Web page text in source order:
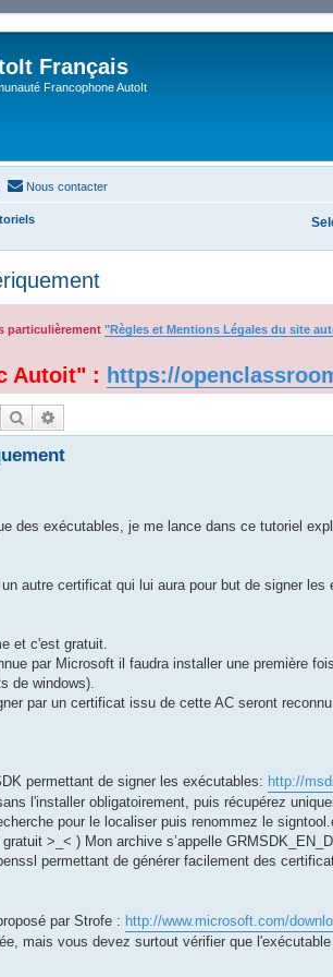
Français
Francophone AutoIt
Nous contacter
particulièrement "Règles et Mentions Légales du site
Autoit" : https://
Rechercher
des exécutables, je me lance dans ce tutoriel
autre certificat qui lui aura pour but de signer
et c'est gratuit.
par Microsoft il faudra installer une première
de windows).
par un certificat issu de cette AC seront
permettant de signer les exécutables: http://
l'installer obligatoirement, puis récupérez
pour le localiser puis renommez le
>_< ) Mon archive s’appelle
permettant de générer facilement des
par Strofe : http://www.microsoft.com/
mais vous devez surtout vérifier que